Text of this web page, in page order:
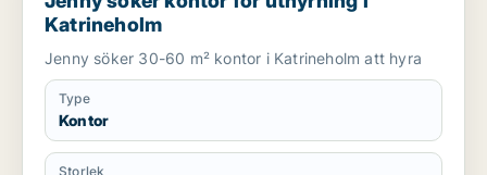
Katrineholm
Jenny söker 30-60 m² kontor i Katrineholm att hyra
Type
Kontor
Storlek